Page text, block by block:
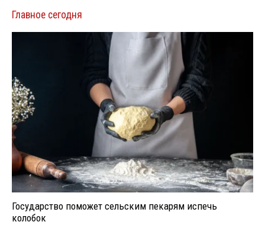
Главное сегодня
Государство поможет сельским пекарям испечь
колобок